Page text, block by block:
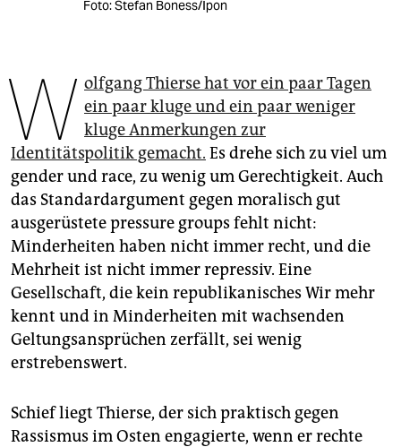
abo
genossenschaft
epaper login
Foto: Stefan Boness/Ipon
W olfgang Thierse hat vor ein paar Tagen
ein paar kluge und ein paar weniger
kluge Anmerkungen zur
Identitätspolitik gemacht. Es drehe sich zu viel um
gender und race, zu wenig um Gerechtigkeit. Auch
das Standardargument gegen moralisch gut
ausgerüstete pressure groups fehlt nicht:
Minderheiten haben nicht immer recht, und die
Mehrheit ist nicht immer repressiv. Eine
Gesellschaft, die kein republikanisches Wir mehr
kennt und in Minderheiten mit wachsenden
Geltungsansprüchen zerfällt, sei wenig
erstrebenswert.
Schief liegt Thierse, der sich praktisch gegen
Rassismus im Osten engagierte, wenn er rechte